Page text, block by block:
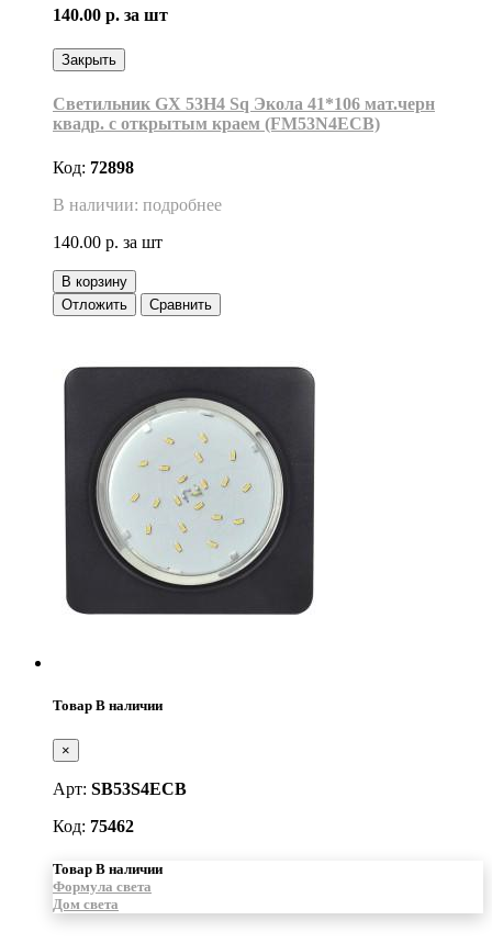
140.00 р. за шт
Закрыть
Светильник GX 53H4 Sq Экола 41*106 мат.черн
квадр. с открытым краем (FM53N4ECB)
Код: 72898
В наличии: подробнее
140.00 р. за шт
В корзину
Отложить
Сравнить
Товар В наличии
×
Арт: SB53S4ECB
Код: 75462
Товар В наличии
Формула света
Дом света